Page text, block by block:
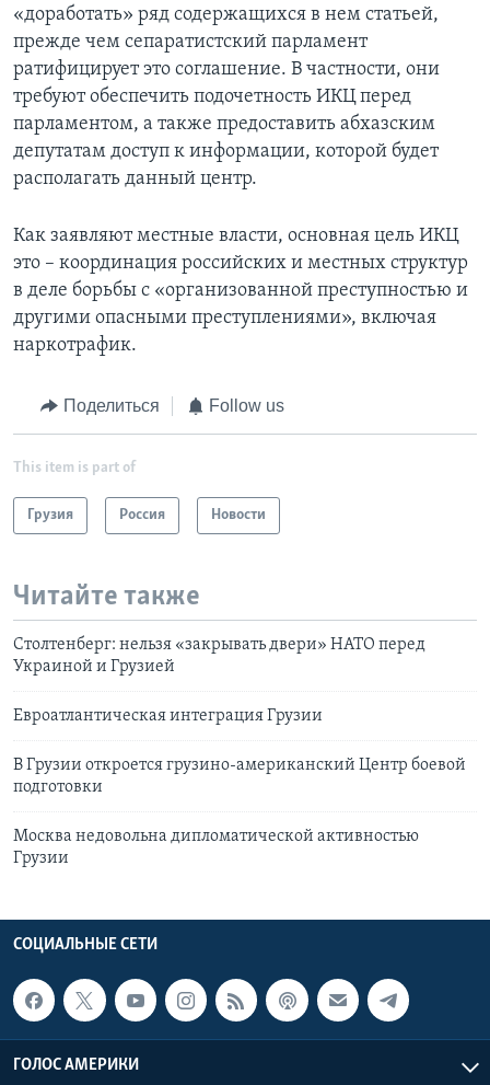
«доработать» ряд содержащихся в нем статьей,
прежде чем сепаратистский парламент
ратифицирует это соглашение. В частности, они
требуют обеспечить подочетность ИКЦ перед
парламентом, а также предоставить абхазским
депутатам доступ к информации, которой будет
располагать данный центр.
Как заявляют местные власти, основная цель ИКЦ
это – координация российских и местных структур
в деле борьбы с «организованной преступностью и
другими опасными преступлениями», включая
наркотрафик.
Поделиться Follow us
This item is part of
Грузия Россия Новости
Читайте также
Столтенберг: нельзя «закрывать двери» НАТО перед
Украиной и Грузией
Евроатлантическая интеграция Грузии
В Грузии откроется грузино-американский Центр боевой
подготовки
Москва недовольна дипломатической активностью
Грузии
СОЦИАЛЬНЫЕ СЕТИ
ГОЛОС АМЕРИКИ